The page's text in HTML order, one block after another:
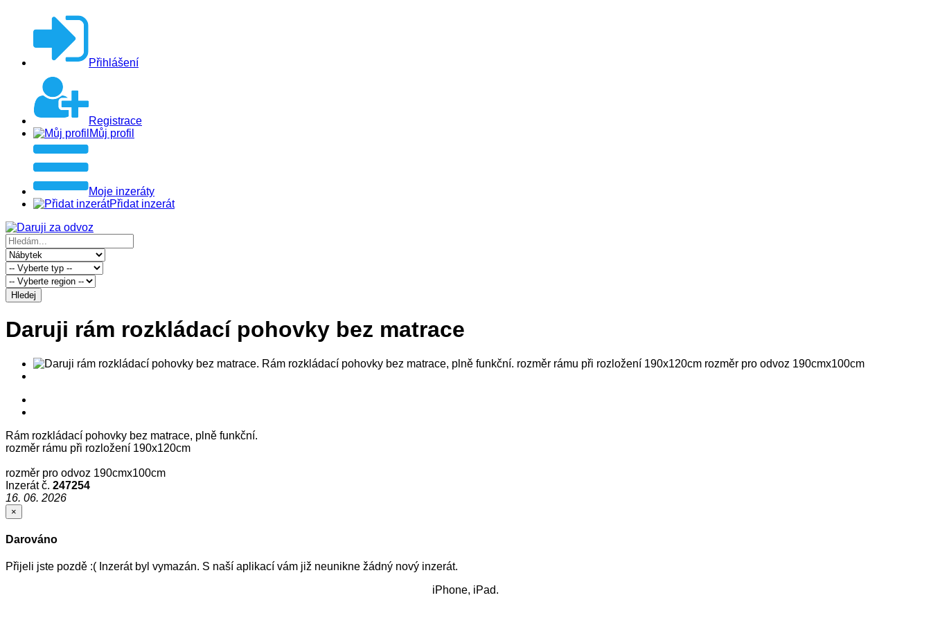
Přihlášení
Registrace
Můj profil
Moje inzeráty
Přidat inzerát
Hledej
Daruji rám rozkládací pohovky bez matrace
Rám rozkládací pohovky bez matrace, plně funkční.
rozměr rámu při rozložení 190x120cm
rozměr pro odvoz 190cmx100cm
Inzerát č. 247254
16. 06. 2026
×
Darováno
Přijeli jste pozdě :( Inzerát byl vymazán. S naší aplikací vám již neunikne žádný nový inzerát.
iPhone, iPad.